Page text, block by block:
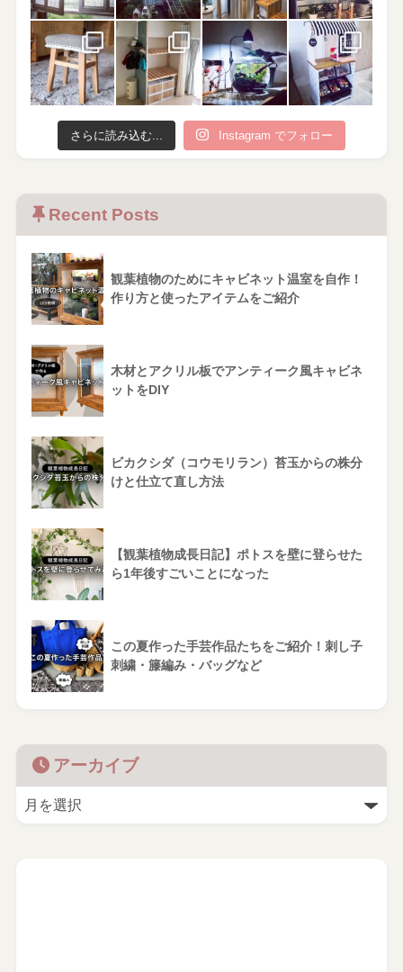
さらに読み込む... Instagram でフォロー
Recent Posts
観葉植物のためにキャビネット温室を自作！
作り方と使ったアイテムをご紹介
木材とアクリル板でアンティーク風キャビネ
ットをDIY
ビカクシダ（コウモリラン）苔玉からの株分
けと仕立て直し方法
【観葉植物成長日記】ポトスを壁に登らせた
ら1年後すごいことになった
この夏作った手芸作品たちをご紹介！刺し子
刺繍・籐編み・バッグなど
アーカイブ